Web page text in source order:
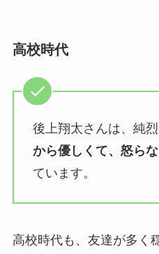
高校時代
後上翔太さんは、純
から優しくて、怒らな
ています。
高校時代も、友達が多く